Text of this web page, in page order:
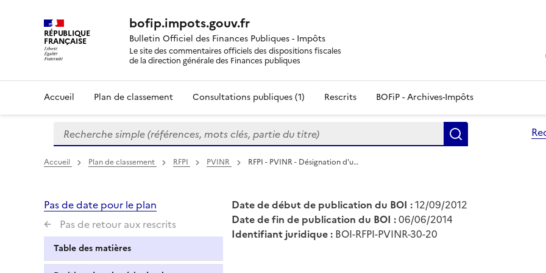
RÉPUBLIQUE
FRANÇAISE
bofip.impots.gouv.fr
Bulletin Officiel des Finances Publiques - Impôts
Le site des commentaires officiels des dispositions fiscales
de la direction générale des Finances publiques
Accueil Plan de classement Consultations publiques (1) Rescrits BOFiP - Archives-Impôts
Formulaire
de
recherche
Recherche simple (références, mots clés, partie du titre)
Accueil Plan de classement RFPI PVINR RFPI - PVINR - Désignation d'u…
Pas de date pour le plan
Pas de retour aux rescrits
Table des matières
Date de début de publication du BOI :12/09/2012
Date de fin de publication du BOI :06/06/2014
Identifiant juridique : BOI-RFPI-PVINR-30-20